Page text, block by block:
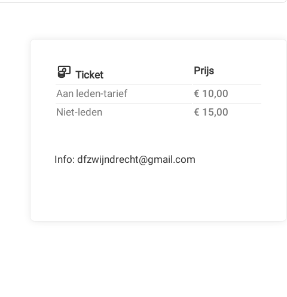
Ticket
Prijs
Aan leden-tarief
€ 10,00
Niet-leden
€ 15,00
Info: dfzwijndrecht@gmail.com